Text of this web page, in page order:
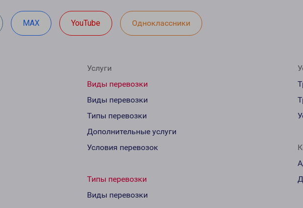
MAX YouTube Одноклассники
Услуги
Виды перевозки
Виды перевозки
Типы перевозки
Дополнительные услуги
Условия перевозок
Типы перевозки
Виды перевозки